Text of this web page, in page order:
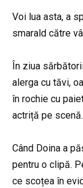
Voi lua asta, a
smarald către
În ziua
alerga cu tăvi,
în rochie cu
actriță pe scenă.
Când Doina a
pentru o clipă.
ce scoțea în